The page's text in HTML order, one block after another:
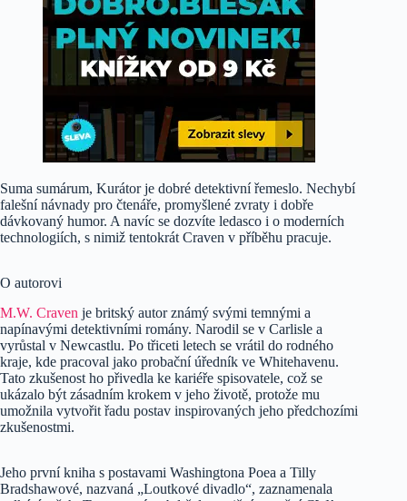
Suma sumárum, Kurátor je dobré detektivní řemeslo. Nechybí
falešní návnady pro čtenáře, promyšlené zvraty i dobře
dávkovaný humor. A navíc se dozvíte ledasco i o moderních
technologiích, s nimiž tentokrát Craven v příběhu pracuje.
O autorovi
M.W. Craven je britský autor známý svými temnými a
napínavými detektivními romány. Narodil se v Carlisle a
vyrůstal v Newcastlu. Po třiceti letech se vrátil do rodného
kraje, kde pracoval jako probační úředník ve Whitehavenu.
Tato zkušenost ho přivedla ke kariéře spisovatele, což se
ukázalo být zásadním krokem v jeho životě, protože mu
umožnila vytvořit řadu postav inspirovaných jeho předchozími
zkušenostmi.
Jeho první kniha s postavami Washingtona Poea a Tilly
Bradshawové, nazvaná „Loutkové divadlo“, zaznamenala